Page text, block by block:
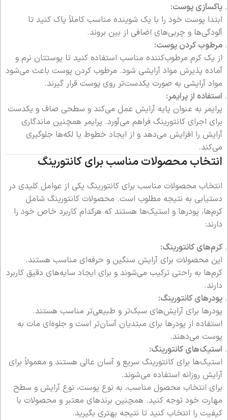
پاکسازی پوست:
ابتدا پوست خود را با یک شوینده مناسب کاملاً پاک کنید تا
آلودگی‌ها و چربی‌های اضافی از بین بروند.
مرطوب کردن پوست:
از یک کرم مرطوب‌کننده مناسب استفاده کنید تا پوستتان نرم و
آماده پذیرش مواد آرایشی شود. مرطوب کردن پوست باعث می‌شود
مواد آرایشی به صورت یکدست‌تر روی پوست قرار گیرند.
استفاده از پرایمر:
پرایمر به عنوان پایه آرایش عمل می‌کند و سطحی صاف و یکدست
برای اجرای کانتورینگ فراهم می‌آورد. پرایمر همچنین ماندگاری
آرایش را افزایش می‌دهد و از ایجاد خطوط یا لکه‌ها جلوگیری
می‌کند.
انتخاب محصولات مناسب برای کانتورینگ
انتخاب محصولات مناسب برای کانتورینگ یکی از عوامل کلیدی در
دستیابی به نتیجه مطلوب است. محصولات کانتورینگ شامل
کرم‌ها، پودرها و استیک‌ها هستند که هرکدام کاربرد خاص خود را
دارند:
کرم‌های کانتورینگ:
این محصولات برای آرایش سنگین و حرفه‌ای مناسب هستند.
کرم‌ها به راحتی ترکیب می‌شوند و برای ایجاد سایه‌های دقیق کاربرد
دارند.
پودرهای کانتورینگ:
پودرها برای آرایش‌های سبک‌تر و طبیعی‌تر مناسب هستند.
استفاده از پودرها برای مبتدیان آسان‌تر است و جلوه‌ای مات به
پوست می‌دهند.
استیک‌های کانتورینگ:
استیک‌ها برای کانتورینگ سریع و آسان عالی هستند و معمولاً برای
آرایش روزانه استفاده می‌شوند.
برای انتخاب محصول مناسب، به نوع پوست، نوع آرایش و سطح
مهارت خود توجه کنید. همچنین برندهای معتبر و محصولات با
کیفیت را انتخاب کنید تا نتیجه بهتری بگیرید.